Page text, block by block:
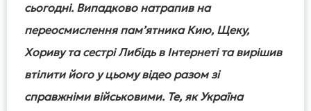
сьогодні. Випадково натрапив на
переосмислення пам’ятника Кию, Щеку,
Хориву та сестрі Либідь в Інтернеті та вирішив
втілити його у цьому відео разом зі
справжніми військовими. Те, як Україна